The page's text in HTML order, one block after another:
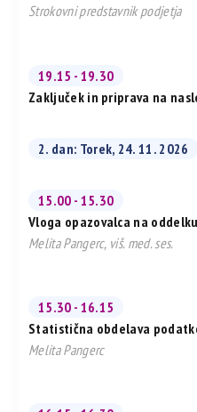
Strokovni predstavnik podjetja
19.15 - 19.30
Zaključek in priprava na
2. dan: Torek, 24. 11. 2026
15.00 - 15.30
Vloga opazovalca na oddelku
Melita Pangerc, viš. med. ses.
15.30 - 16.15
Statistična obdelava
Melita Pangerc